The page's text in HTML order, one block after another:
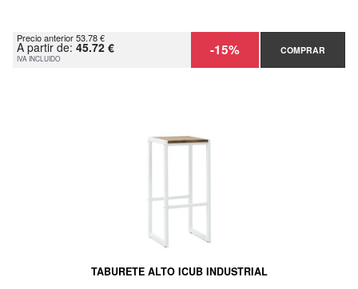
Precio anterior 53.78 €
A partir de: 45.72 €
IVA INCLUIDO -15% COMPRAR
TABURETE ALTO ICUB INDUSTRIAL